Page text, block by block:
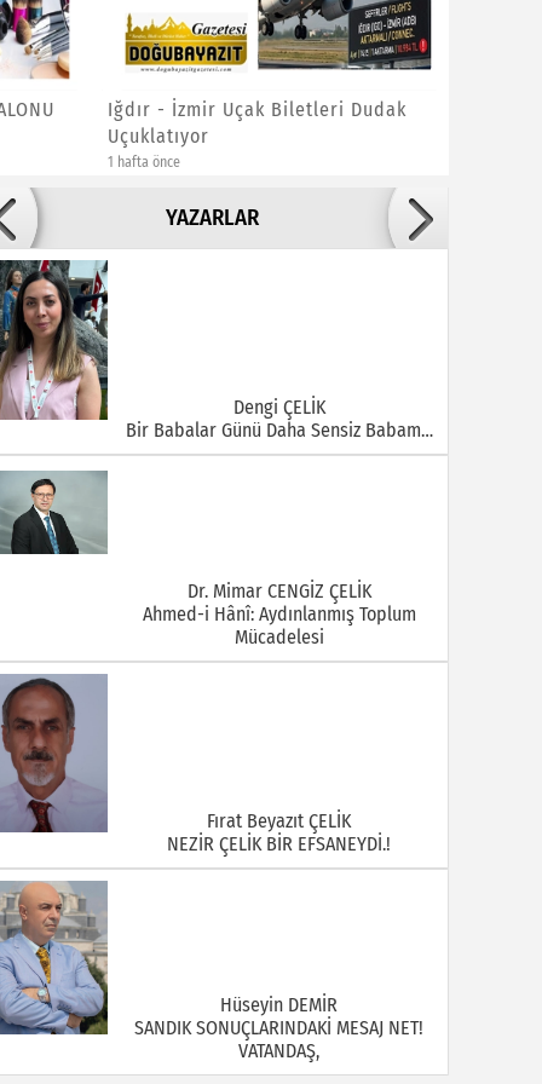
Iğdır - İzmir Uçak Biletleri Dudak
Uçuklatıyor
1 hafta önce
YAZARLAR
Bu Şehrin Ortasında Çürüyen Bir Yapı Var
Dengi ÇELİK
Bir Babalar Günü Daha Sensiz Babam…
Dr. Mimar CENGİZ ÇELİK
Ahmed-i Hânî: Aydınlanmış Toplum
Mücadelesi
Fırat Beyazıt ÇELİK
NEZİR ÇELİK BİR EFSANEYDİ.!
Hüseyin DEMİR
SANDIK SONUÇLARINDAKİ MESAJ NET!
VATANDAŞ,